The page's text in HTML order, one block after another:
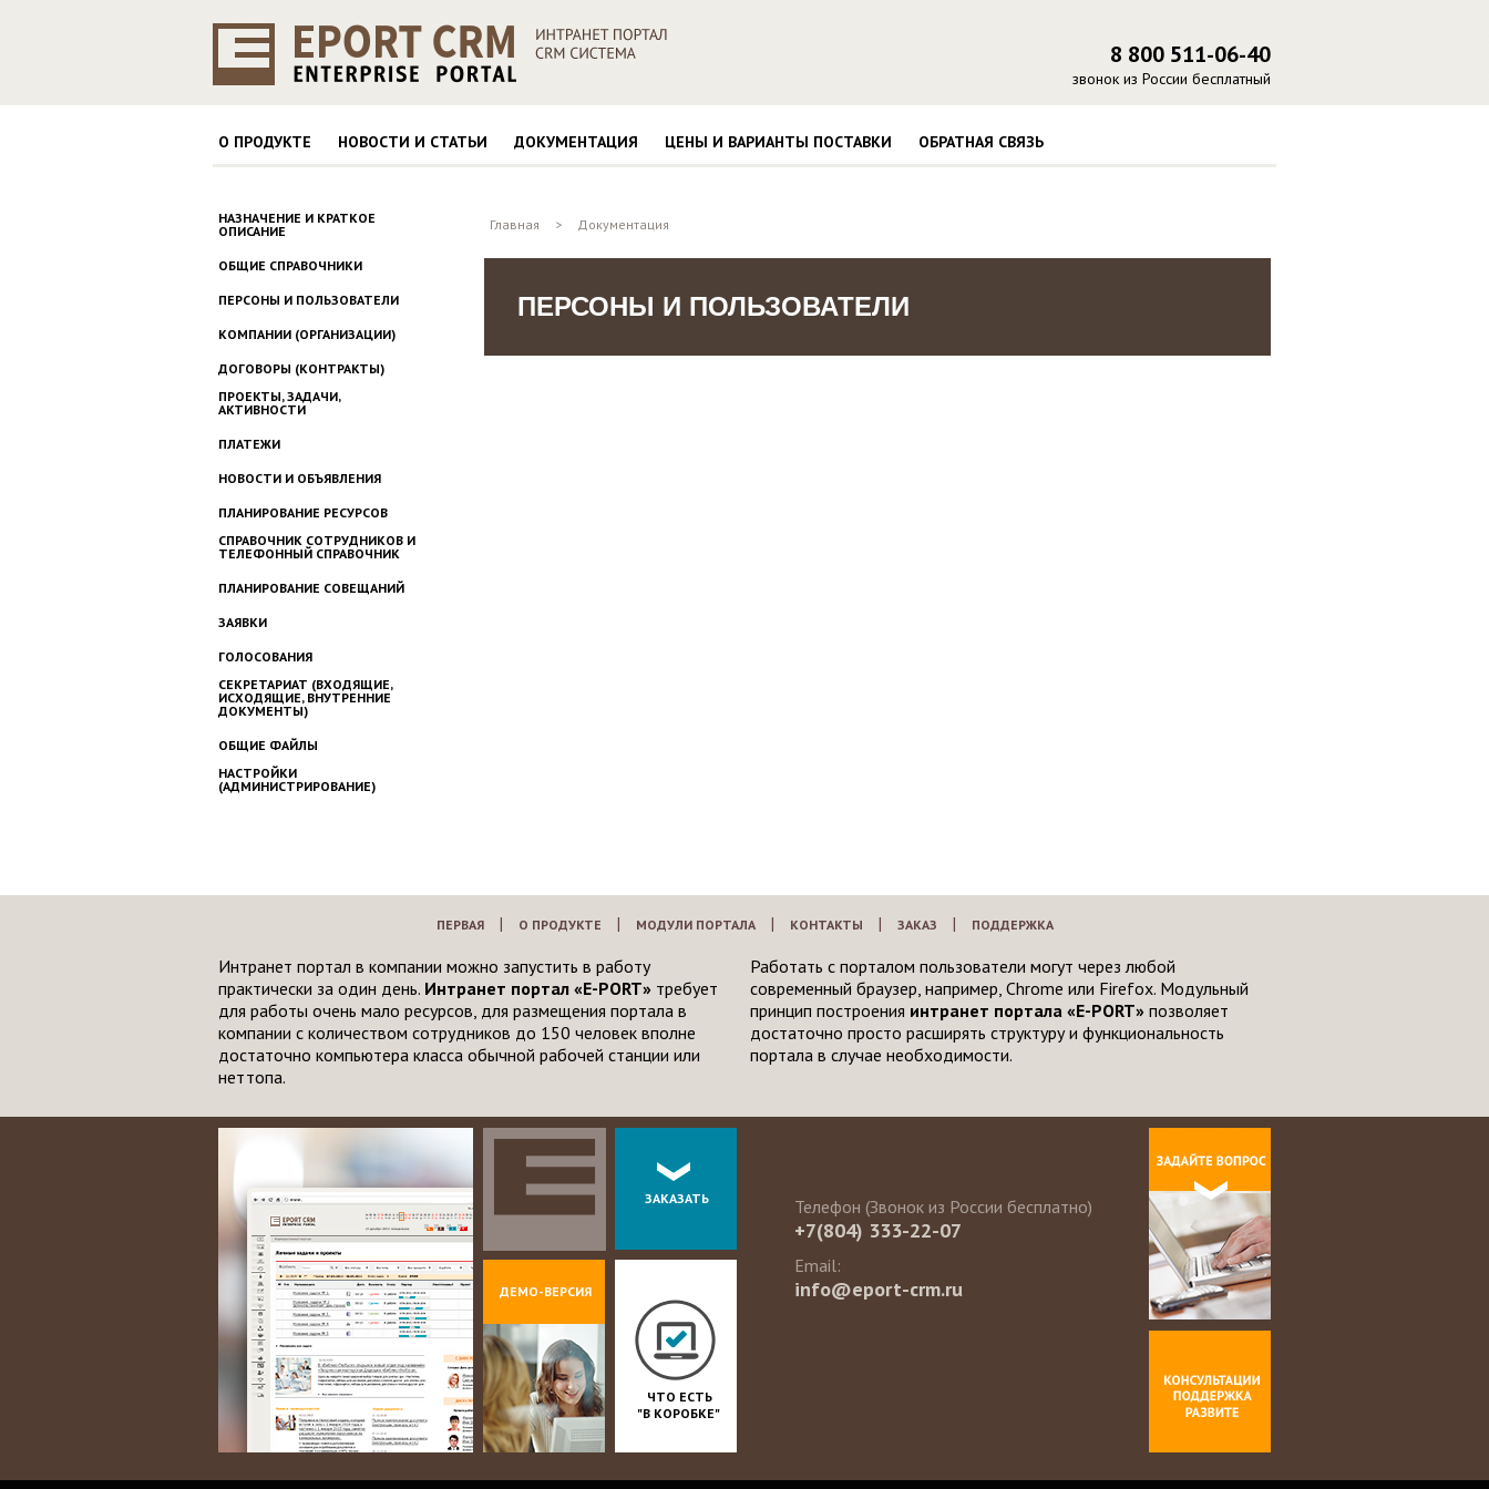
8 800 511-06-40
звонок из России бесплатный
О ПРОДУКТЕ НОВОСТИ И СТАТЬИ ДОКУМЕНТАЦИЯ ЦЕНЫ И ВАРИАНТЫ ПОСТАВКИ ОБРАТНАЯ СВЯЗЬ
НАЗНАЧЕНИЕ И КРАТКОЕ
ОПИСАНИЕ
ОБЩИЕ СПРАВОЧНИКИ
ПЕРСОНЫ И ПОЛЬЗОВАТЕЛИ
КОМПАНИИ (ОРГАНИЗАЦИИ)
ДОГОВОРЫ (КОНТРАКТЫ)
ПРОЕКТЫ, ЗАДАЧИ,
АКТИВНОСТИ
ПЛАТЕЖИ
НОВОСТИ И ОБЪЯВЛЕНИЯ
ПЛАНИРОВАНИЕ РЕСУРСОВ
СПРАВОЧНИК СОТРУДНИКОВ И
ТЕЛЕФОННЫЙ СПРАВОЧНИК
ПЛАНИРОВАНИЕ СОВЕЩАНИЙ
ЗАЯВКИ
ГОЛОСОВАНИЯ
СЕКРЕТАРИАТ (ВХОДЯЩИЕ,
ИСХОДЯЩИЕ, ВНУТРЕННИЕ
ДОКУМЕНТЫ)
ОБЩИЕ ФАЙЛЫ
НАСТРОЙКИ
(АДМИНИСТРИРОВАНИЕ)
Главная > Документация
ПЕРСОНЫ И ПОЛЬЗОВАТЕЛИ
ПЕРВАЯ | О ПРОДУКТЕ | МОДУЛИ ПОРТАЛА | КОНТАКТЫ | ЗАКАЗ | ПОДДЕРЖКА
Интранет портал в компании можно запустить в работу
практически за один день. Интранет портал «E-PORT» требует
для работы очень мало ресурсов, для размещения портала в
компании с количеством сотрудников до 150 человек вполне
достаточно компьютера класса обычной рабочей станции или
неттопа.
Работать с порталом пользователи могут через любой
современный браузер, например, Chrome или Firefox. Модульный
принцип построения интранет портала «E-PORT» позволяет
достаточно просто расширять структуру и функциональность
портала в случае необходимости.
ДЕМО-ВЕРСИЯ
ЗАКАЗАТЬ
ЧТО ЕСТЬ
"В КОРОБКЕ"
Телефон (Звонок из России бесплатно)
+7(804) 333-22-07
Email:
info@eport-crm.ru